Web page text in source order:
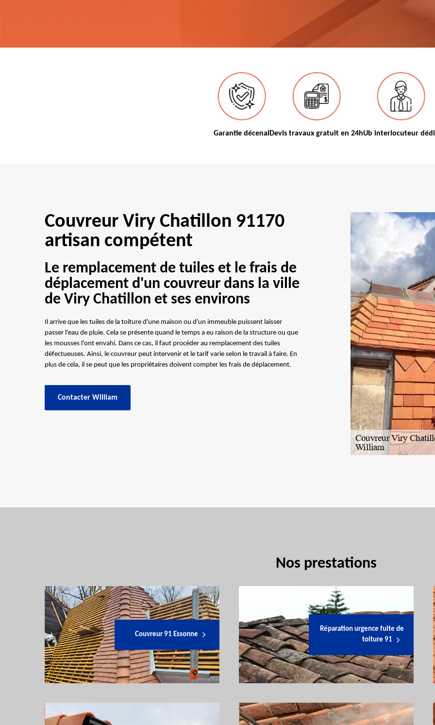
Garantie décenal Devis travaux gratuit en 24hUb interlocuteur
Couvreur Viry Chatillon 91170
artisan compétent
Le remplacement de tuiles et le frais de
déplacement d'un couvreur dans la ville
de Viry Chatillon et ses environs
Il arrive que les tuiles de la toiture d'une maison ou d'un immeuble puissent laisser
passer l'eau de pluie. Cela se présente quand le temps a eu raison de la structure ou que
les mousses l'ont envahi. Dans ce cas, il faut procéder au remplacement des tuiles
défectueuses. Ainsi, le couvreur peut intervenir et le tarif varie selon le travail à faire. En
plus de cela, il se peut que les propriétaires doivent compter les frais de déplacement.
Contacter William
Nos prestations
Couvreur 91 Essonne
Réparation urgence fuite de
toiture 91